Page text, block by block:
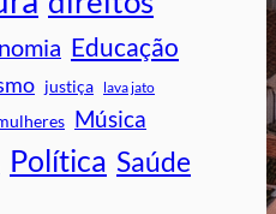
Educação
justiça lava jato
Música
Política Saúde